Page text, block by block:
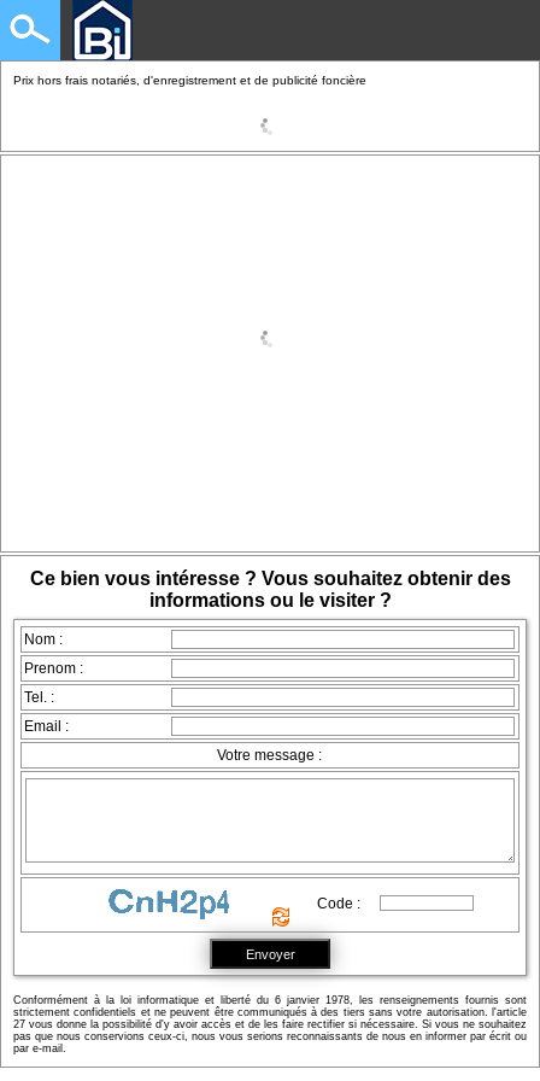
Prix hors frais notariés, d'enregistrement et de publicité foncière
Ce bien vous intéresse ? Vous souhaitez obtenir des
informations ou le visiter ?
Nom :
Prenom :
Tel. :
Email :
Votre message :
Code :
Conformément à la loi informatique et liberté du 6 janvier 1978, les renseignements fournis sont
strictement confidentiels et ne peuvent être communiqués à des tiers sans votre autorisation. l'article
27 vous donne la possibilité d'y avoir accès et de les faire rectifier si nécessaire. Si vous ne souhaitez
pas que nous conservions ceux-ci, nous vous serions reconnaissants de nous en informer par écrit ou
par e-mail.